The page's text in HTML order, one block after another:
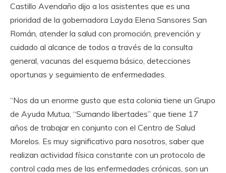
Castillo Avendaño dijo a los asistentes que es una
prioridad de la gobernadora Layda Elena Sansores San
Román, atender la salud con promoción, prevención y
cuidado al alcance de todos a través de la consulta
general, vacunas del esquema básico, detecciones
oportunas y seguimiento de enfermedades.
“Nos da un enorme gusto que esta colonia tiene un Grupo
de Ayuda Mutua, “Sumando libertades” que tiene 17
años de trabajar en conjunto con el Centro de Salud
Morelos. Es muy significativo para nosotros, saber que
realizan actividad física constante con un protocolo de
control cada mes de las enfermedades crónicas, son un